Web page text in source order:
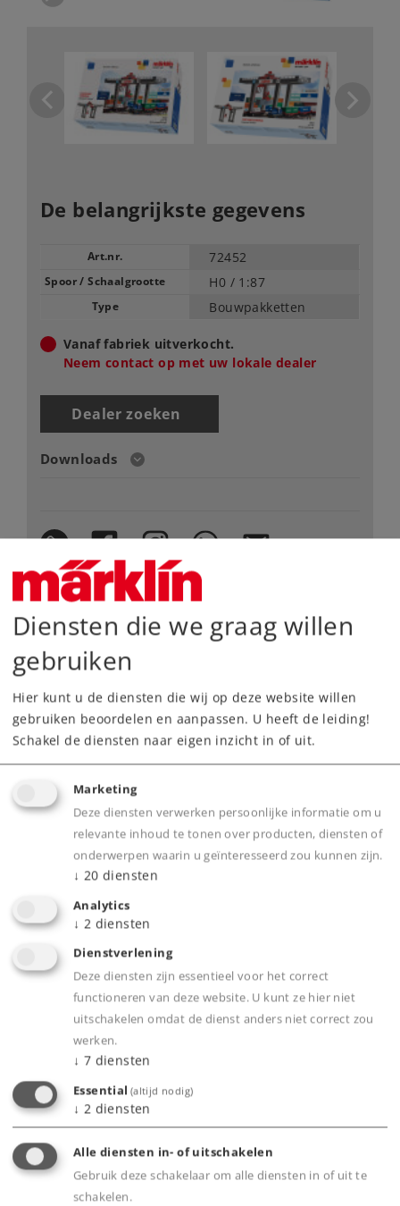
De belangrijkste gegevens
Art.nr. 72452
Spoor / Schaalgrootte H0 / 1:87
Type Bouwpakketten
Vanaf fabriek uitverkocht.
Neem contact op met uw lokale dealer
Dealer zoeken
Downloads
Highlights
thema containerlogistiek.
Robuuste, kindvriendelijke uitvoering -
jaar afgestemd.
Functionerende portaalkraan voor verladen
van containers.
Product
Productinfo
Bijbehorende producten
Diensten die we graag willen
gebruiken
Hier kunt u de diensten die wij op deze website willen
gebruiken beoordelen en aanpassen. U heeft de leiding!
Schakel de diensten naar eigen inzicht in of uit.
Marketing
Deze diensten verwerken persoonlijke informatie om u
relevante inhoud te tonen over producten, diensten of
onderwerpen waarin u geïnteresseerd zou kunnen zijn.
↓ 20 diensten
Analytics
↓ 2 diensten
Dienstverlening
Deze diensten zijn essentieel voor het correct
functioneren van deze website. U kunt ze hier niet
uitschakelen omdat de dienst anders niet correct zou
werken.
↓ 7 diensten
Essential (altijd nodig)
↓ 2 diensten
Alle diensten in- of uitschakelen
Gebruik deze schakelaar om alle diensten in of uit te
schakelen.